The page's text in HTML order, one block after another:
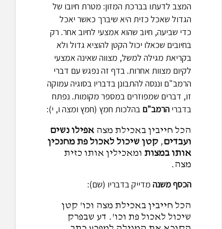
המצב לדעתו בברכת המזון: מטרת חיובו של
הגדול שאכל כזית היא שיברך כאשר יאכל
כדי שביעה, חיוב שהוא אמצעי לחיוב אחר. רק
בחיובים שכאלו יכול הקטן להוציא גדול ולא
בקריאת מגילה למשל, מצווה שאינה אמצעי
לקיום מצוות אחרות. בדף זה נפגש עם דברי
הרמב"ם וננסה להתבונן בדבריו בסוגיה עמוקה
זו, דברים שמפוזרים במספר מקומות. נפתח
בדבריהרמב"ם בהלכות חמץ (חמץ ומצה ו, י):
הכל חייבין באכילת מצהאפילו נשים
ועבדים,קטן שיכול לאכול פת מחנכין
אותו במצות ומאכילין אותו כזית
מצה.
הכסף משנה מדייק בדבריו (שם):
הכל חייבין באכילת מצה וכו' קטן
שיכול לאכול פת וכו'. דע שבפרק